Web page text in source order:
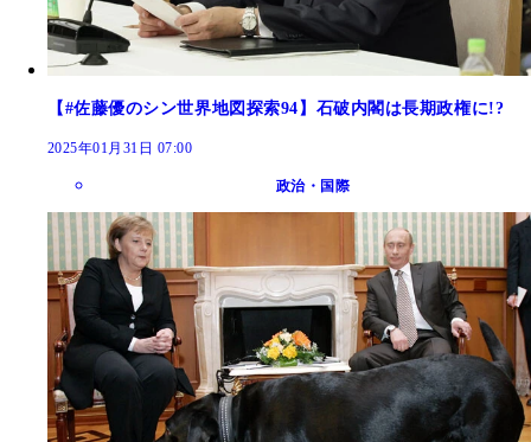
【#佐藤優のシン世界地図探索94】石破内閣は長期政権に!?
2025年01月31日 07:00
政治・国際